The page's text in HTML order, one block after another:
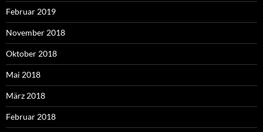
Februar 2019
November 2018
Oktober 2018
Mai 2018
März 2018
Februar 2018